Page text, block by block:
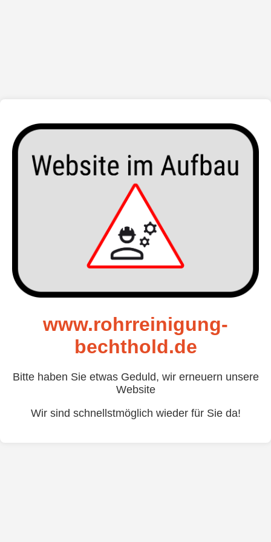
www.rohrreinigung-
bechthold.de
Bitte haben Sie etwas Geduld, wir erneuern unsere
Website
Wir sind schnellstmöglich wieder für Sie da!